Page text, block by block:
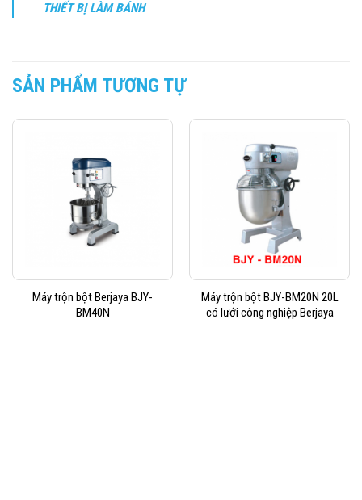
THIẾT BỊ LÀM BÁNH
SẢN PHẨM TƯƠNG TỰ
Máy trộn bột Berjaya BJY-
BM40N
Máy trộn bột BJY-BM20N 20L
có lưới công nghiệp Berjaya